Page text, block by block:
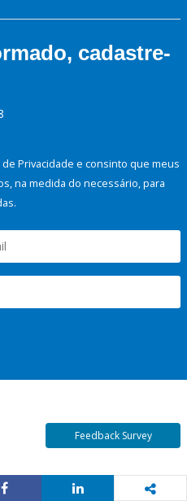
cadastre-
Privacidade e consinto que meus
na medida do necessário, para
Feedback Survey